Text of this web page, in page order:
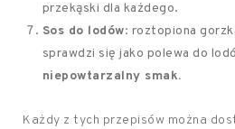
przekąski dla każdego.
Sos do lodów: roztopiona
sprawdzi się jako polewa do
niepowtarzalny smak.
Każdy z tych przepisów można